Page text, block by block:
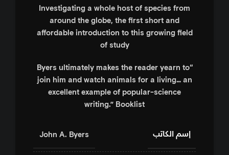
Investigating a whole host of species from
around the globe, the first short and
affordable introduction to this growing field
of study
“Byers ultimately makes the reader yearn to
join him and watch animals for a living… an
excellent example of popular-science
writing.” Booklist
إسم الكاتب John A. Byers